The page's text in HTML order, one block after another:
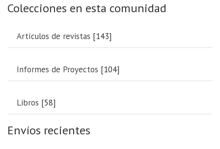
Colecciones en esta comunidad
Artículos de revistas [143]
Informes de Proyectos [104]
Libros [58]
Envíos recientes